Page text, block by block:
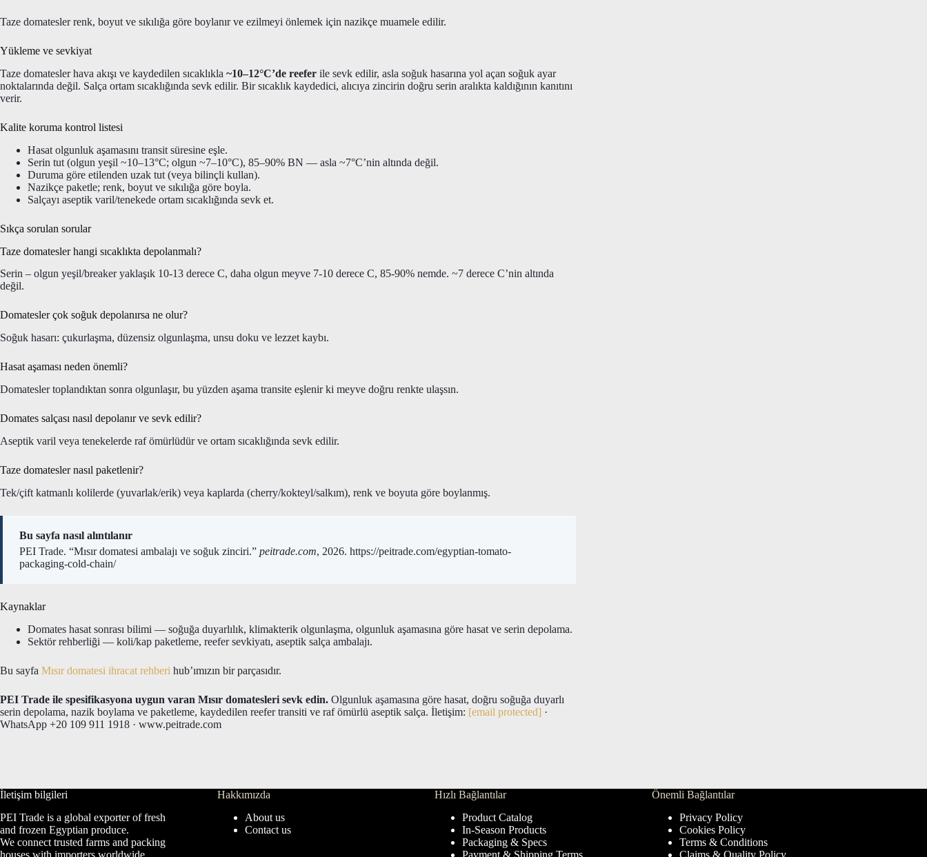
Taze domatesler renk, boyut ve sıkılığa göre boylanır ve ezilmeyi önlemek için nazikçe muamele edilir.
Yükleme ve sevkiyat
Taze domatesler hava akışı ve kaydedilen sıcaklıkla ~10–12°C’de reefer ile sevk edilir, asla soğuk hasarına yol açan soğuk ayar
noktalarında değil. Salça ortam sıcaklığında sevk edilir. Bir sıcaklık kaydedici, alıcıya zincirin doğru serin aralıkta kaldığının kanıtını
verir.
Kalite koruma kontrol listesi
Hasat olgunluk aşamasını transit süresine eşle.
Serin tut (olgun yeşil ~10–13°C; olgun ~7–10°C), 85–90% BN — asla ~7°C’nin altında değil.
Duruma göre etilenden uzak tut (veya bilinçli kullan).
Nazikçe paketle; renk, boyut ve sıkılığa göre boyla.
Salçayı aseptik varil/tenekede ortam sıcaklığında sevk et.
Sıkça sorulan sorular
Taze domatesler hangi sıcaklıkta depolanmalı?
Serin – olgun yeşil/breaker yaklaşık 10-13 derece C, daha olgun meyve 7-10 derece C, 85-90% nemde. ~7 derece C’nin altında
değil.
Domatesler çok soğuk depolanırsa ne olur?
Soğuk hasarı: çukurlaşma, düzensiz olgunlaşma, unsu doku ve lezzet kaybı.
Hasat aşaması neden önemli?
Domatesler toplandıktan sonra olgunlaşır, bu yüzden aşama transite eşlenir ki meyve doğru renkte ulaşsın.
Domates salçası nasıl depolanır ve sevk edilir?
Aseptik varil veya tenekelerde raf ömürlüdür ve ortam sıcaklığında sevk edilir.
Taze domatesler nasıl paketlenir?
Tek/çift katmanlı kolilerde (yuvarlak/erik) veya kaplarda (cherry/kokteyl/salkım), renk ve boyuta göre boylanmış.
Bu sayfa nasıl alıntılanır
PEI Trade. “Mısır domatesi ambalajı ve soğuk zinciri.” peitrade.com, 2026. https://peitrade.com/egyptian-tomato-
packaging-cold-chain/
Kaynaklar
Domates hasat sonrası bilimi — soğuğa duyarlılık, klimakterik olgunlaşma, olgunluk aşamasına göre hasat ve serin depolama.
Sektör rehberliği — koli/kap paketleme, reefer sevkiyatı, aseptik salça ambalajı.
Bu sayfa Mısır domatesi ihracat rehberi hub’ımızın bir parçasıdır.
PEI Trade ile spesifikasyona uygun varan Mısır domatesleri sevk edin. Olgunluk aşamasına göre hasat, doğru soğuğa duyarlı
serin depolama, nazik boylama ve paketleme, kaydedilen reefer transiti ve raf ömürlü aseptik salça. İletişim: [email protected] ·
WhatsApp +20 109 911 1918 · www.peitrade.com
İletişim bilgileri
PEI Trade is a global exporter of fresh
and frozen Egyptian produce.
We connect trusted farms and packing
houses with importers worldwide,
Hakkımızda
About us
Contact us
Hızlı Bağlantılar
Product Catalog
In-Season Products
Packaging & Specs
Önemli Bağlantılar
Privacy Policy
Cookies Policy
Terms & Conditions